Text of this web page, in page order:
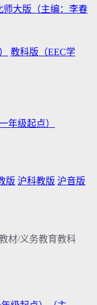
师大版（主编：李春
教科版（EEC学
年级起点）
版 沪科教版 沪音版
材/义务教育教科